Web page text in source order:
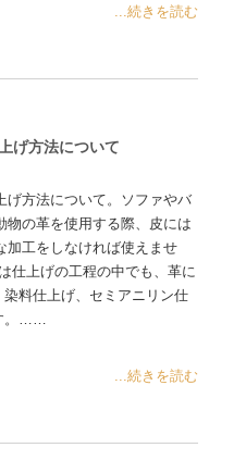
...続きを読む
げ方法について
げ方法について。ソファやバ
物の革を使用する際、皮には
加工をしなければ使えませ
仕上げの工程の中でも、革に
料仕上げ、セミアニリン仕
。……
...続きを読む